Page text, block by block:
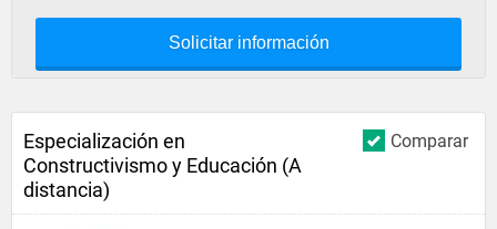
Solicitar información
Comparar
Especialización en
Constructivismo y Educación (A
distancia)